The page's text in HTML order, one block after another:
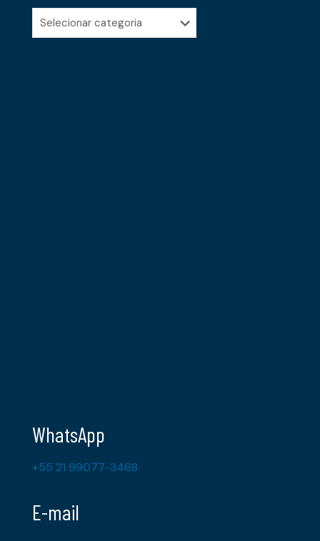
Categorias
WhatsApp
+55 21 99077-3468
E-mail